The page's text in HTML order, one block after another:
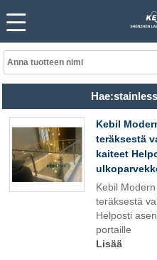
Kebil
teräksestä
kaiteet
Kebil
teräksestä
Helposti
portaille
Lisää